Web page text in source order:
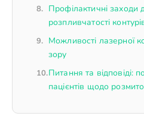
Профілактичні заходи
розпливчатості
Можливості лазерної
зору
Питання та відповіді:
пацієнтів щодо